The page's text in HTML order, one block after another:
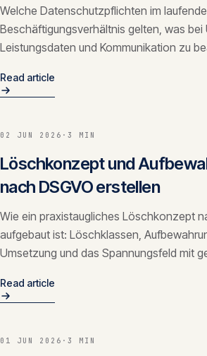
Welche Datenschutzpflichten im
Beschäftigungsverhältnis gelten, was bei
Leistungsdaten und Kommunikation zu
Read article
02 JUN 2026 · 3 MIN
Löschkonzept und
nach DSGVO erstellen
Wie ein praxistaugliches Löschkonzept
aufgebaut ist: Löschklassen,
Umsetzung und das Spannungsfeld mit
Read article
01 JUN 2026 · 3 MIN